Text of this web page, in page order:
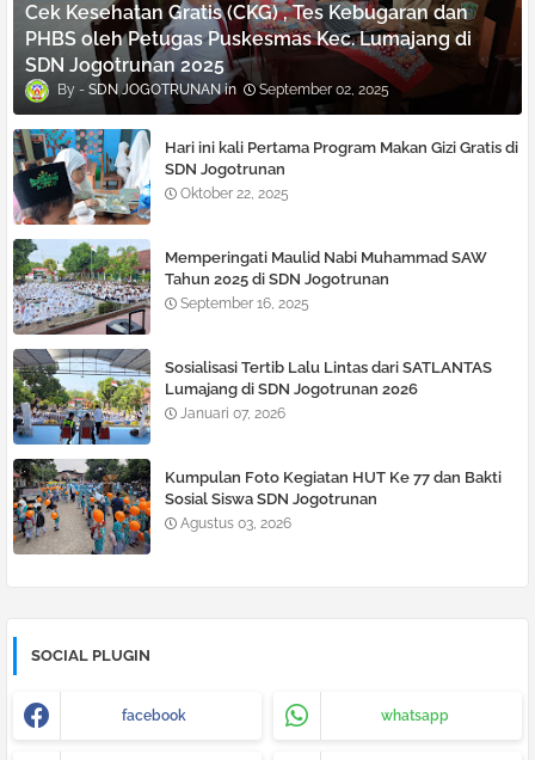
Cek Kesehatan Gratis (CKG) , Tes Kebugaran dan
PHBS oleh Petugas Puskesmas Kec. Lumajang di
SDN Jogotrunan 2025
SDN JOGOTRUNAN September 02, 2025
Hari ini kali Pertama Program Makan Gizi Gratis di
SDN Jogotrunan
Oktober 22, 2025
Memperingati Maulid Nabi Muhammad SAW
Tahun 2025 di SDN Jogotrunan
September 16, 2025
Sosialisasi Tertib Lalu Lintas dari SATLANTAS
Lumajang di SDN Jogotrunan 2026
Januari 07, 2026
Kumpulan Foto Kegiatan HUT Ke 77 dan Bakti
Sosial Siswa SDN Jogotrunan
Agustus 03, 2026
SOCIAL PLUGIN
facebook whatsapp